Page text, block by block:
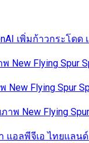
เพิ่มก้าวกระโด
พ New Flying
New Flying Spur
ภาพ New Flying
อลพีจีเอ ไทยแลนด์